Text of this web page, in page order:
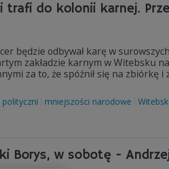
trafi do kolonii karnej.
będzie odbywał karę w
zakładzie karnym w Witebsku
za to, że spóźnił się na zbiórkę i
mniejszości narodowe Witebsk
Borys, w sobotę -